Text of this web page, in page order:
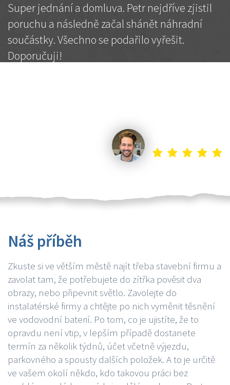
Super jednání a domluva. Petr nejdříve zjistil
poruchu a následně začal shánět náhradní
součástky. Všechno se podařilo vyřešit.
Doporučuji!
Náš příběh
Zkuste si ve větším městě najít třeba stavební firmu a
zavolat tam, že potřebujete do zítřka pověsit dva
obrazy, nebo připevnit světlo. Zavolejte do
instalatérské firmy a chtějte po nich vyměnit těsnění
ve vodovodní baterií. Po tom, co je ujistíte, že to
opravdu není vtip, v lepším případě dostanete
termín za několik týdnů, účet včetně výjezdu,
parkovného a spousty dalších položek. A to je určitě
ve vašem okolí někdo, kdo takovou práci bez